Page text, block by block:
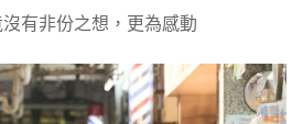
沒有非份之想，更為感動